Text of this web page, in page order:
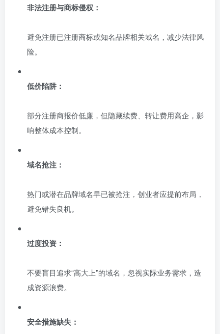
非法注册与商标侵权：
避免注册已注册商标或知名品牌相关域名，减少法律风
险。
低价陷阱：
部分注册商报价低廉，但隐藏续费、转让费用高企，影
响整体成本控制。
域名抢注：
热门或潜在品牌域名早已被抢注，创业者应提前布局，
避免错失良机。
过度投资：
不要盲目追求“高大上”的域名，忽视实际业务需求，造
成资源浪费。
安全措施缺失：